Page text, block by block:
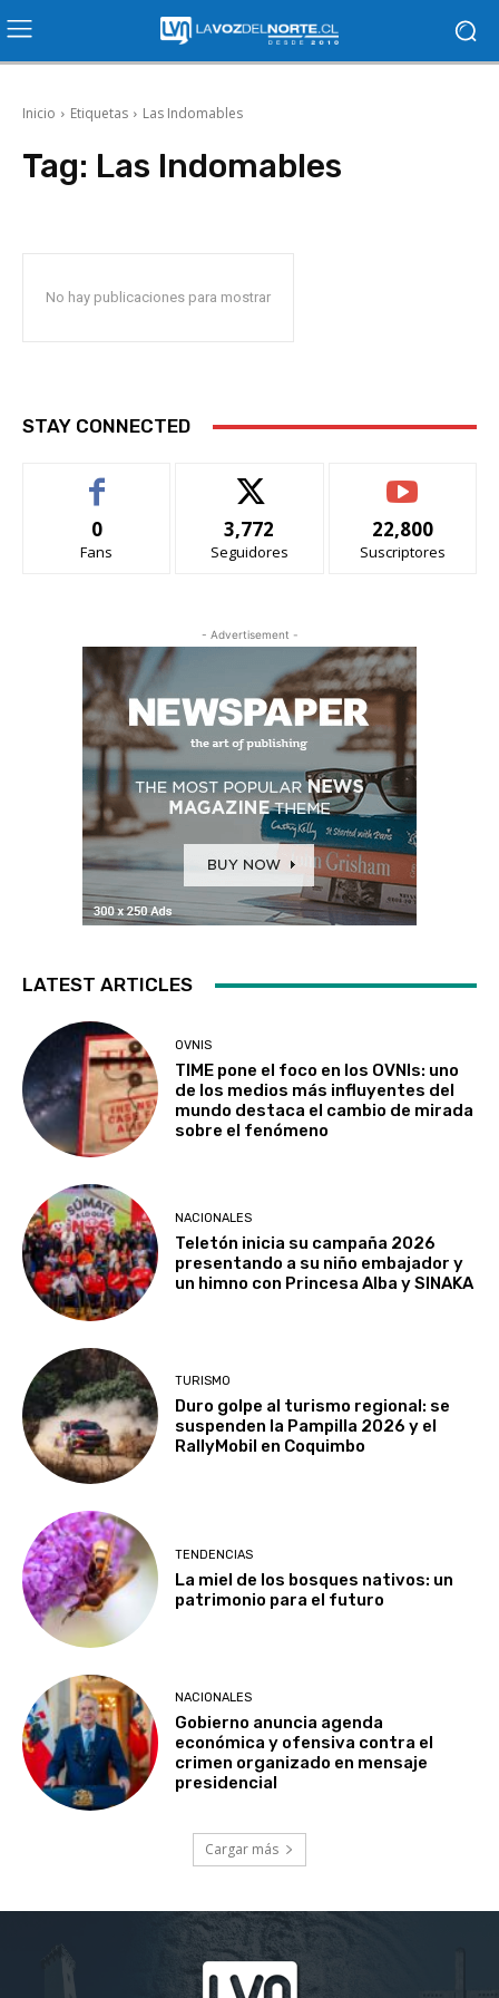
Inicio Etiquetas Las Indomables
Tag: Las Indomables
No hay publicaciones para mostrar
STAY CONNECTED
0
Fans
3,772
Seguidores
22,800
Suscriptores
- Advertisement -
LATEST ARTICLES
OVNIS
TIME pone el foco en los OVNIs: uno
de los medios más influyentes del
mundo destaca el cambio de mirada
sobre el fenómeno
NACIONALES
Teletón inicia su campaña 2026
presentando a su niño embajador y
un himno con Princesa Alba y SINAKA
TURISMO
Duro golpe al turismo regional: se
suspenden la Pampilla 2026 y el
RallyMobil en Coquimbo
TENDENCIAS
La miel de los bosques nativos: un
patrimonio para el futuro
NACIONALES
Gobierno anuncia agenda
económica y ofensiva contra el
crimen organizado en mensaje
presidencial
Cargar más